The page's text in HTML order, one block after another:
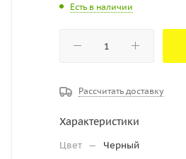
Есть в наличии
Рассчитать доставку
Характеристики
Цвет — Черный